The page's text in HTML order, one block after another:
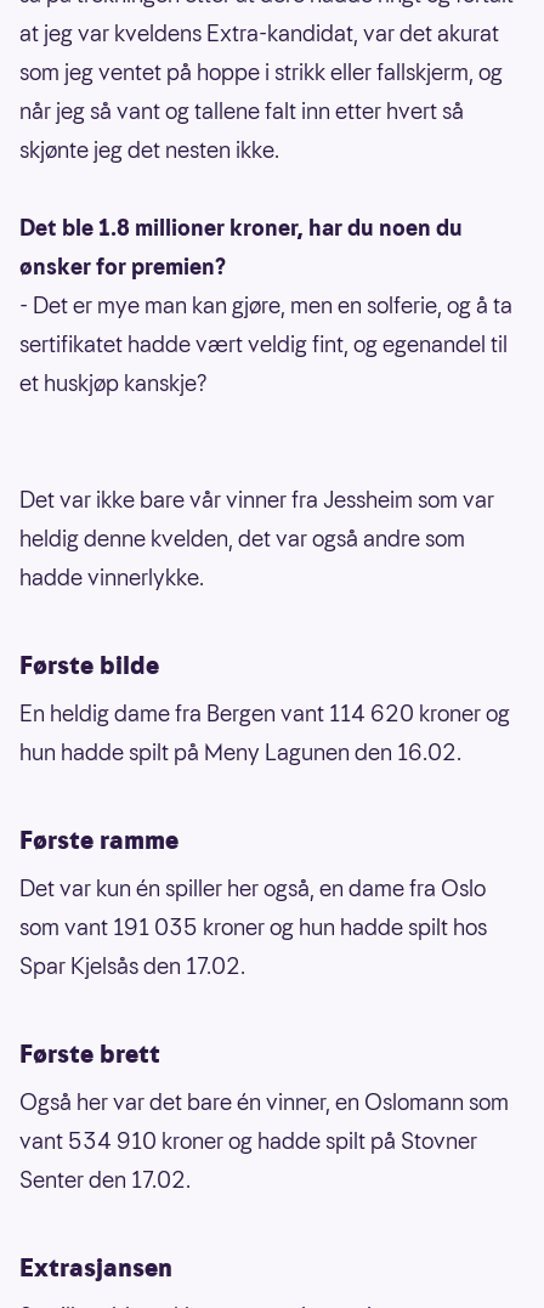
at jeg var kveldens Extra-kandidat, var det akurat
som jeg ventet på hoppe i strikk eller fallskjerm, og
når jeg så vant og tallene falt inn etter hvert så
skjønte jeg det nesten ikke.
Det ble 1.8 millioner kroner, har du noen du
ønsker for premien?
- Det er mye man kan gjøre, men en solferie, og å ta
sertifikatet hadde vært veldig fint, og egenandel til
et huskjøp kanskje?
Det var ikke bare vår vinner fra Jessheim som var
heldig denne kvelden, det var også andre som
hadde vinnerlykke.
Første bilde
En heldig dame fra Bergen vant 114 620 kroner og
hun hadde spilt på Meny Lagunen den 16.02.
Første ramme
Det var kun én spiller her også, en dame fra Oslo
som vant 191 035 kroner og hun hadde spilt hos
Spar Kjelsås den 17.02.
Første brett
Også her var det bare én vinner, en Oslomann som
vant 534 910 kroner og hadde spilt på Stovner
Senter den 17.02.
Extrasjansen